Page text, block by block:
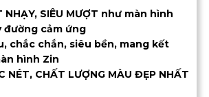
NHẠY, SIÊU MƯỢT như màn hình
đường cảm ứng
chắc chắn, siêu bền, mang kết
hình Zin
NÉT, CHẤT LƯỢNG MÀU ĐẸP NHẤT